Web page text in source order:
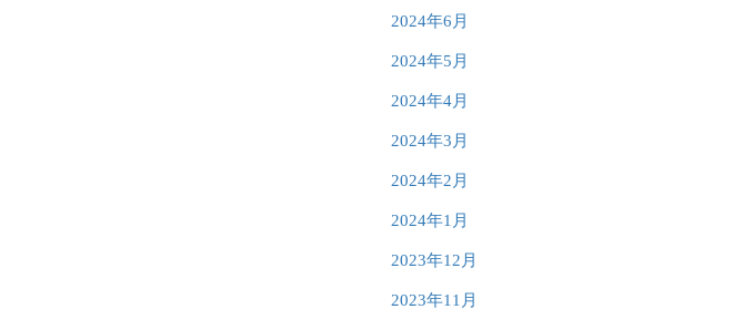
2024年6月
2024年5月
2024年4月
2024年3月
2024年2月
2024年1月
2023年12月
2023年11月